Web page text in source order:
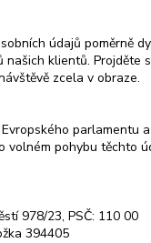
údajů poměrně
klientů.
zcela v obraze.
parlamentu
pohybu těchto
978/23, PSČ: 110 00
394405